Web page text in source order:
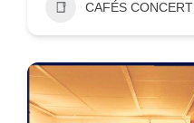
CAFÉS CONCERT